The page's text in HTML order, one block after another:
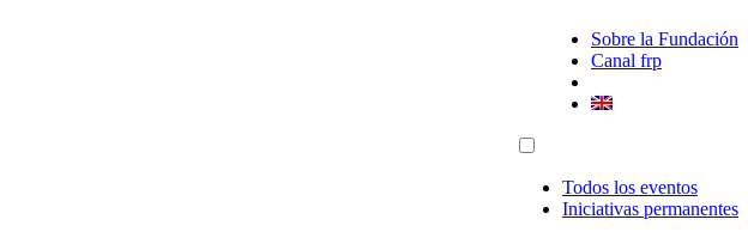
Sobre la Fundación
Canal frp
Todos los eventos
Iniciativas permanentes